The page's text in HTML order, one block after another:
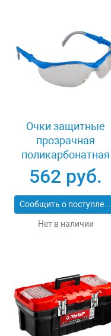
Очки защитные
прозрачная
поликарбонатная
монолинза ЗУБР
ЭКСПЕРТ 110310
562 руб.
Сообщить о поступлении
Нет в наличии